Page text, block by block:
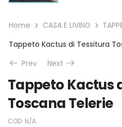
Home CASA E LIVING
Tappeto Kactus di Tessitura
Prev
Next
Tappeto Kactus
Toscana Telerie
COD: N/A